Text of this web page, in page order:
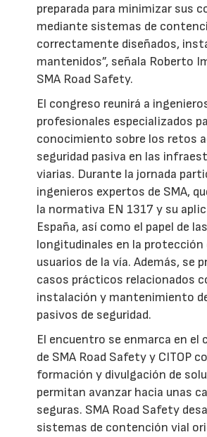
preparada para minimizar sus
mediante sistemas de
correctamente diseñados,
mantenidos”, señala Roberto
SMA Road Safety.
El congreso reunirá a
profesionales especializados
conocimiento sobre los retos
seguridad pasiva en las
viarias. Durante la jornada
ingenieros expertos de SMA,
la normativa EN 1317 y su
España, así como el papel de
longitudinales en la protección
usuarios de la vía. Además, se
casos prácticos relacionados
instalación y mantenimiento
pasivos de seguridad.
El encuentro se enmarca en el
de SMA Road Safety y CITOP
formación y divulgación de
permitan avanzar hacia unas
seguras. SMA Road Safety
sistemas de contención vial